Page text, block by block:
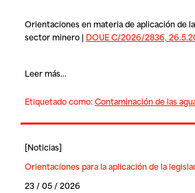
Orientaciones en materia de aplicación de
sector minero | DOUE C/2026/2836,
Leer más...
Etiquetado como:Contaminación de las
[Noticias]
Orientaciones para la aplicación de la
23 / 05 / 2026